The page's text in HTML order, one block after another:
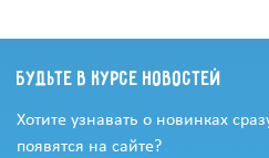
Будьте в курсе новостей
Хотите узнавать о новинках
появятся на сайте?